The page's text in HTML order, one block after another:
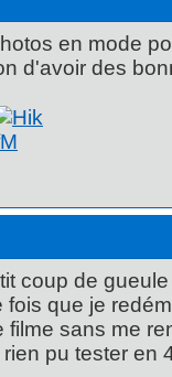
en mode
d'avoir des
coup de
fois que je
filme sans me
pu tester en